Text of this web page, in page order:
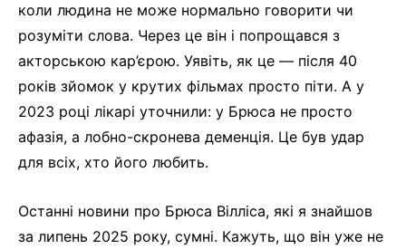
коли людина не може нормально говорити чи
розуміти слова. Через це він і попрощався з
акторською кар’єрою. Уявіть, як це — після 40
років зйомок у крутих фільмах просто піти. А у
2023 році лікарі уточнили: у Брюса не просто
афазія, а лобно-скронева деменція. Це був удар
для всіх, хто його любить.
Останні новини про Брюса Вілліса, які я знайшов
за липень 2025 року, сумні. Кажуть, що він уже не